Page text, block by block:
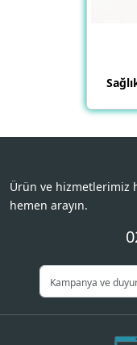
Ürün ve hizmetlerimiz
hemen arayın.